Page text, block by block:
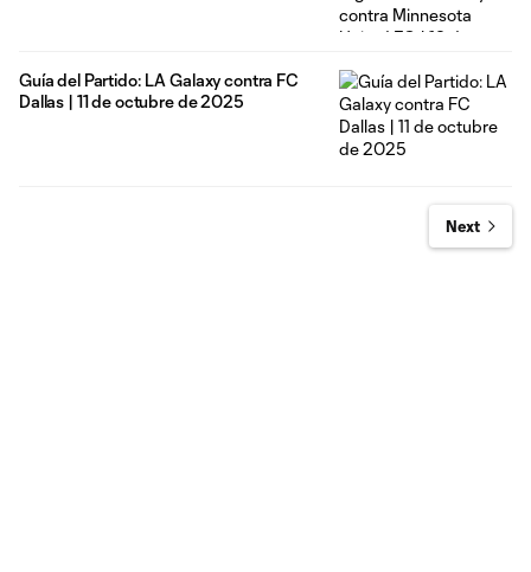
Guía del Partido: LA Galaxy contra FC
Dallas | 11 de octubre de 2025
Next